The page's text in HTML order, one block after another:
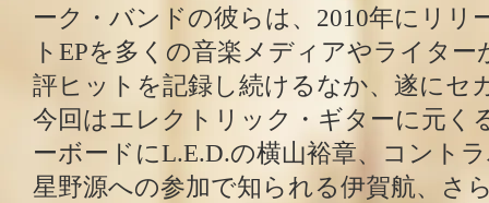
ーク・バンドの彼らは、2010年にリリ
トEPを多くの音楽メディアやライタ
評ヒットを記録し続けるなか、遂にセ
今回はエレクトリック・ギターに元く
ーボードにL.E.D.の横山裕章、コント
星野源への参加で知られる伊賀航、さ